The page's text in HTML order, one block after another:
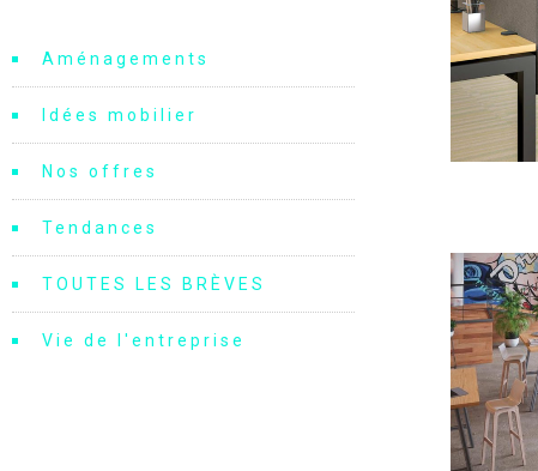
Aménagements
Idées mobilier
Nos offres
Tendances
TOUTES LES BRÈVES
Vie de l'entreprise